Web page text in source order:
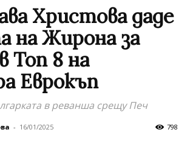
Христова даде
на Жирона за
Топ 8 на
Еврокъп
в реванша срещу Печ
- 16/01/2025 798